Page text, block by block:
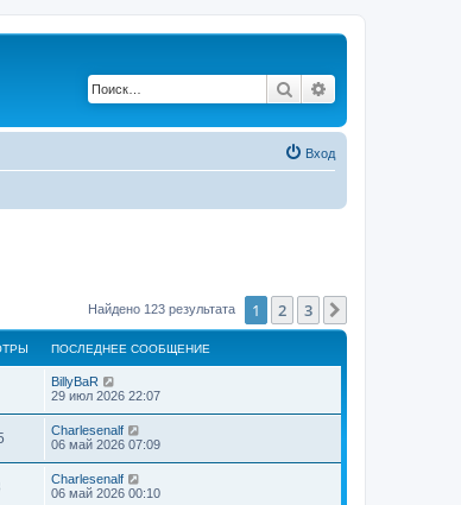
Поиск
Вход
Найдено 123 результата 1 2 3
ПОСЛЕДНЕЕ СООБЩЕНИЕ
BillyBaR
29 июл 2026 22:07
Charlesenalf
06 май 2026 07:09
Charlesenalf
06 май 2026 00:10